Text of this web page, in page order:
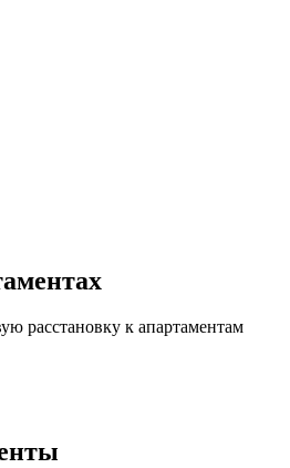
расстановку к апартаментам